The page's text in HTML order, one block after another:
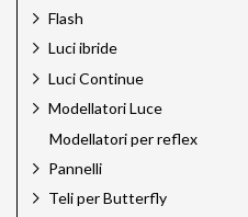
Flash
Luci ibride
Luci Continue
Modellatori Luce
Modellatori per reflex
Pannelli
Teli per Butterfly